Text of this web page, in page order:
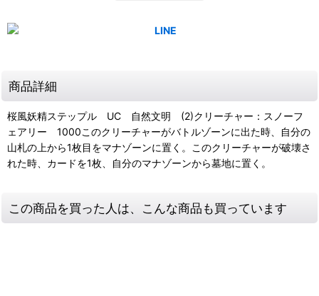
商品詳細
桜風妖精ステップル UC 自然文明 (2)クリーチャー：スノーフ
ェアリー 1000このクリーチャーがバトルゾーンに出た時、自分の
山札の上から1枚目をマナゾーンに置く。このクリーチャーが破壊さ
れた時、カードを1枚、自分のマナゾーンから墓地に置く。
この商品を買った人は、こんな商品も買っています